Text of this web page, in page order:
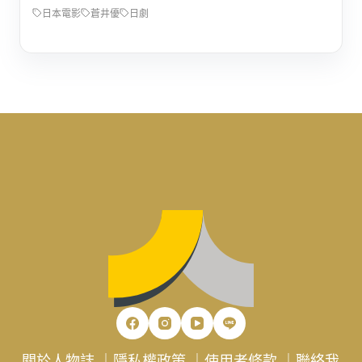
日本電影 蒼井優 日劇